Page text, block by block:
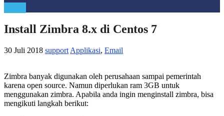
Install Zimbra 8.x di Centos 7
30 Juli 2018 support Applikasi, Email
Zimbra banyak digunakan oleh perusahaan sampai pemerintah
karena open source. Namun diperlukan ram 3GB untuk
menggunakan zimbra. Apabila anda ingin menginstall zimbra, bisa
mengikuti langkah berikut: